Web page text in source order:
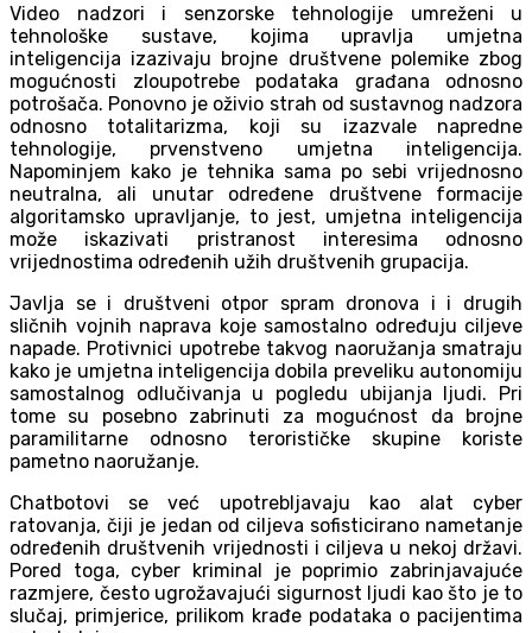
Video nadzori i senzorske tehnologije umreženi u
tehnološke sustave, kojima upravlja umjetna
inteligencija izazivaju brojne društvene polemike zbog
mogućnosti zloupotrebe podataka građana odnosno
potrošača. Ponovno je oživio strah od sustavnog nadzora
odnosno totalitarizma, koji su izazvale napredne
tehnologije, prvenstveno umjetna inteligencija.
Napominjem kako je tehnika sama po sebi vrijednosno
neutralna, ali unutar određene društvene formacije
algoritamsko upravljanje, to jest, umjetna inteligencija
može iskazivati pristranost interesima odnosno
vrijednostima određenih užih društvenih grupacija.
Javlja se i društveni otpor spram dronova i i drugih
sličnih vojnih naprava koje samostalno određuju ciljeve
napade. Protivnici upotrebe takvog naoružanja smatraju
kako je umjetna inteligencija dobila preveliku autonomiju
samostalnog odlučivanja u pogledu ubijanja ljudi. Pri
tome su posebno zabrinuti za mogućnost da brojne
paramilitarne odnosno terorističke skupine koriste
pametno naoružanje.
Chatbotovi se već upotrebljavaju kao alat cyber
ratovanja, čiji je jedan od ciljeva sofisticirano nametanje
određenih društvenih vrijednosti i ciljeva u nekoj državi.
Pored toga, cyber kriminal je poprimio zabrinjavajuće
razmjere, često ugrožavajući sigurnost ljudi kao što je to
slučaj, primjerice, prilikom krađe podataka o pacijentima